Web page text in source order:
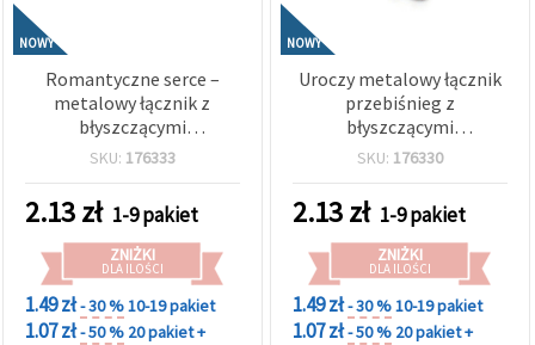
NOWY
Romantyczne serce –
metalowy łącznik z
błyszczącymi
kryształkami, kolor
otwór 2 mm – 2 szt.
SKU: 176333
2.13zł 1-9 pakiet
ZNIŻKI
DLA ILOŚCI
1.49 zł- 30 %10-19 pakiet
1.07 zł- 50 % 20 pakiet +
NOWY
Uroczy metalowy łącznik
przebiśnieg z
błyszczącymi
kryształkami i biedronką
22x12x3 mm, otwór 2 mm
– 2 szt.
SKU: 176330
2.13zł 1-9 pakiet
ZNIŻKI
DLA ILOŚCI
1.49 zł- 30 %10-19 pakiet
1.07 zł- 50 % 20 pakiet +